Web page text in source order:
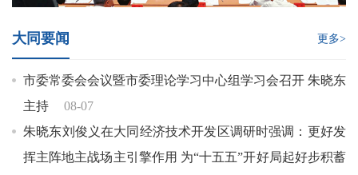
更多>
大同要闻
市委常委会会议暨市委理论学习中心组学习会召开 朱晓东
主持
08-07
朱晓东刘俊义在大同经济技术开发区调研时强调：更好发
挥主阵地主战场主引擎作用 为“十五五”开好局起好步积蓄